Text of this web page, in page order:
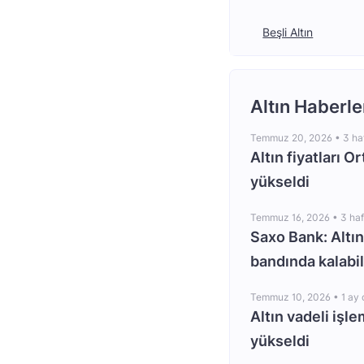
Beşli Altın
Altın
Temmuz 20, 2026 • 3
Altın fiyatları
yükseldi
Temmuz 16, 2026 • 3
Saxo Bank:
bandında
Temmuz 10, 2026 • 1 ay
Altın vadeli
yükseldi